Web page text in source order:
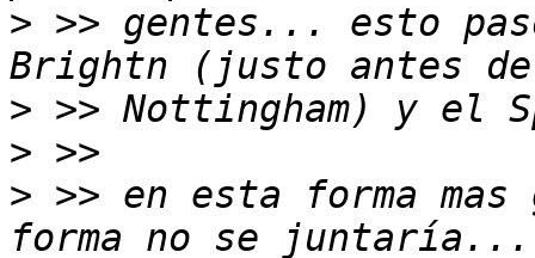
> >> gentes... esto
>
>
> >> en esta forma